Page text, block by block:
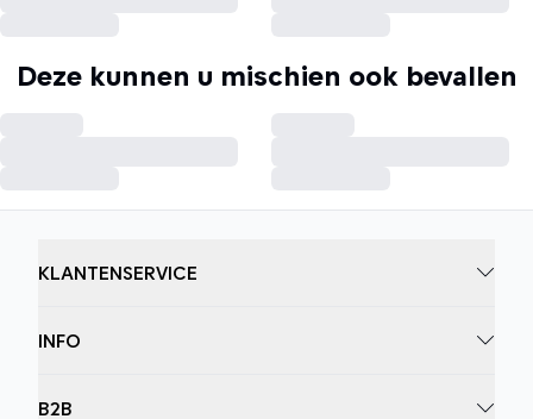
Deze kunnen u mischien ook bevallen
KLANTENSERVICE
INFO
B2B